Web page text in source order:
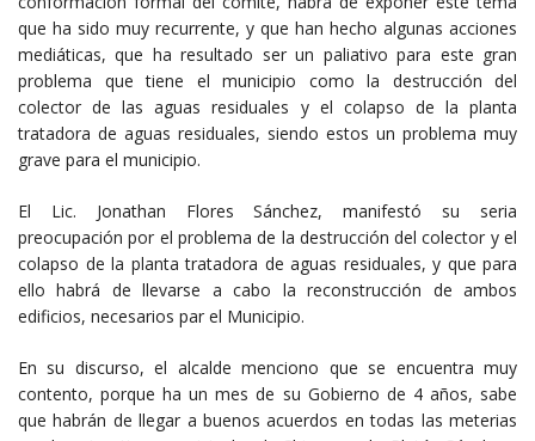
que ha sido muy recurrente, y que han hecho algunas acciones
mediáticas, que ha resultado ser un paliativo para este gran
problema que tiene el municipio como la destrucción del
colector de las aguas residuales y el colapso de la planta
tratadora de aguas residuales, siendo estos un problema muy
grave para el municipio.
El Lic. Jonathan Flores Sánchez, manifestó su seria
preocupación por el problema de la destrucción del colector y el
colapso de la planta tratadora de aguas residuales, y que para
ello habrá de llevarse a cabo la reconstrucción de ambos
edificios, necesarios par el Municipio.
En su discurso, el alcalde menciono que se encuentra muy
contento, porque ha un mes de su Gobierno de 4 años, sabe
que habrán de llegar a buenos acuerdos en todas las meterias